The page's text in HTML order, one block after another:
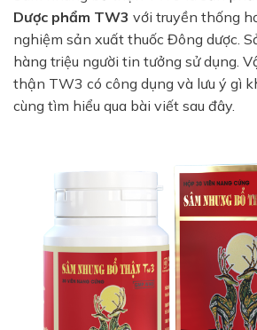
Dược phẩm TW3 với truyền thống
nghiệm sản xuất thuốc Đông dược.
hàng triệu người tin tưởng sử dụng.
thận TW3 có công dụng và lưu ý gì
cùng tìm hiểu qua bài viết sau đây.